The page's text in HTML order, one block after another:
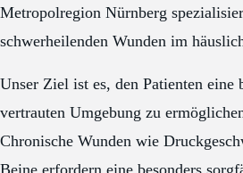
Metropolregion Nürnberg
schwerheilenden Wunden im
Unser Ziel ist es, den Patienten
vertrauten Umgebung zu
Chronische Wunden wie
Beine erfordern eine besonders